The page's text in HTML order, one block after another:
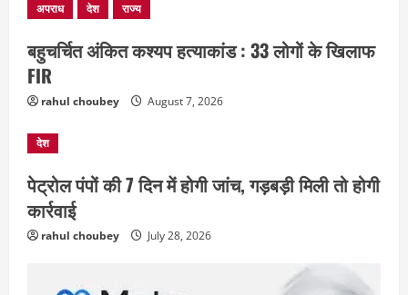
अपराध देश राज्य
बहुचर्चित अंकित कश्यप हत्याकांड : 33 लोगों के खिलाफ
FIR
rahul choubey August 7, 2026
देश
पेट्रोल पंपों की 7 दिन में होगी जांच, गड़बड़ी मिली तो होगी
कार्रवाई
rahul choubey July 28, 2026
मानसून सत्र का आखिरी सप्ताह, FCRA बिल
पर फिर सियासी घमासान के आसार
National